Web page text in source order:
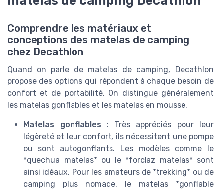
Comprendre les matériaux et
conceptions des matelas de camping
chez Decathlon
Quand on parle de matelas de camping, Decathlon
propose des options qui répondent à chaque besoin de
confort et de portabilité. On distingue généralement
les matelas gonflables et les matelas en mousse.
Matelas gonflables : Très appréciés pour leur
légèreté et leur confort, ils nécessitent une pompe
ou sont autogonflants. Les modèles comme le
*quechua matelas* ou le *forclaz matelas* sont
ainsi idéaux. Pour les amateurs de *trekking* ou de
camping plus nomade, le matelas *gonflable